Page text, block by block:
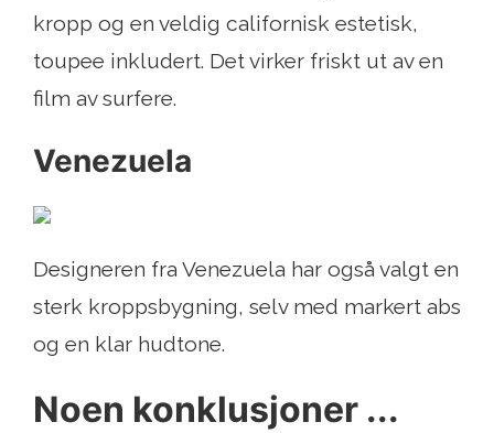
kropp og en veldig californisk estetisk,
toupee inkludert. Det virker friskt ut av en
film av surfere.
Venezuela
Designeren fra Venezuela har også valgt en
sterk kroppsbygning, selv med markert abs
og en klar hudtone.
Noen konklusjoner ...